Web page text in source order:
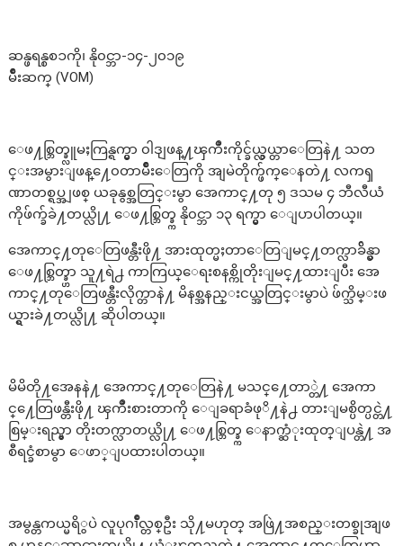
ဆန္ဖရန္စစၥကို၊ နို၀င္ဘာ-၁၄-၂၀၁၉
မ်ိဳးဆက္ (VOM)
ေဖ႔စ္ဘြတ္ခ္လူမႈကြန္ရက္မွာ ၀ါဒျဖန္႔ၾကိဳးကိုင္ခ်ယ္လွယ္တာေတြနဲ႔ သတ
င္းအမွားျဖန္႔ေ၀တာမ်ိဳးေတြကို အျမဲတိုက္ဖ်က္ေနတဲ႔ လကၡ
ဏာတစ္ရပ္အျဖစ္ ယခုနွစ္အတြင္းမွာ အေကာင္႔တု ၅ ဒသမ ၄ ဘီလီယံ
ကိုဖ်က္ခ်ခဲ႔တယ္လို႔ ေဖ႔စ္ဘြတ္ခ္က နို၀င္ဘာ ၁၃ ရက္မွာ ေျပာပါတယ္။
အေကာင္႔တုေတြဖန္တီးဖို႔ အားထုတ္မႈတာေတြျမင္႔တက္လာခ်ိန္မွာ
ေဖ႔စ္ဘြတ္ခ္ဟာ သူ႔ရဲ႕ ကာကြယ္ေရးစနစ္ကိုတိုးျမင္႔ထားျပီး အေ
ကာင္႔တုေတြဖန္တီးလိုက္တာနဲ႔ မိနစ္အနည္းငယ္အတြင္းမွာပဲ ဖ်က္သိမ္းဖ
ယ္ရွားခဲ႔တယ္လို႔ ဆိုပါတယ္။
မိမိတို႔အေနနဲ႔ အေကာင္႔တုေတြနဲ႔ မသင္႔ေတာ္တဲ႔ အေကာ
င္႔ေတြဖန္တီးဖို႔ ၾကိဳးစားတာကို ေျခရာခံဖုိ႔နဲ႕ တားျမစ္ပိတ္ပင္တဲ႔
စြမ္းရည္မွာ တိုးတက္လာတယ္လို႔ ေဖ႔စ္ဘြတ္ခ္က ေနာက္ဆံုးထုတ္ျပန္တဲ႔ အ
စီရင္ခံစာမွာ ေဖာ္ျပထားပါတယ္။
အမွန္တကယ္မရိွပဲ လူပုဂၢိဳလ္တစ္ဦး သို႔မဟုတ္ အဖြဲ႔အစည္းတစ္ခုအျဖ